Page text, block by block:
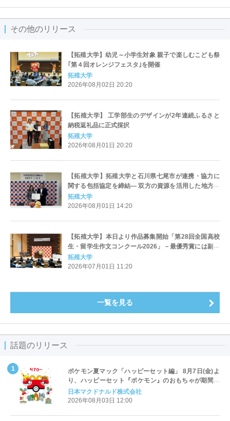
その他のリリース
【拓殖大学】幼児～小学生対象 親子で楽しむこども祭
｢第４回オレンジフェスタ｣を開催
拓殖大学
2026年08月02日 20:20
【拓殖⼤学】 ⼯学部⽣のデザインが2年連続ふるさと
納税返礼品に正式採択
拓殖大学
2026年08月01日 20:20
【拓殖大学】拓殖大学と石川県七尾市が連携・協力に
関する包括協定を締結― 双方の資源を活用した地方創
生の実現および教育・学術研を推進 ―
拓殖大学
2026年08月01日 14:20
【拓殖大学】本日より作品募集開始「第28回全国高校
生・留学生作文コンクール2026」－最優秀賞には副賞
20万円！
拓殖大学
2026年07月01日 11:20
一覧を見る
話題のリリース
ポケモン夏マック「ハッピーセット編」 8月7日(金)よ
り、ハッピーセット『ポケモン』のおもちゃが期間限
定登場
日本マクドナルド株式会社
2026年08月03日 12:00